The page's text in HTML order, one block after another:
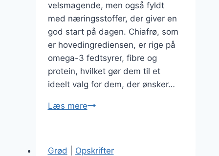
velsmagende, men også fyldt
med næringsstoffer, der giver en
god start på dagen. Chiafrø, som
er hovedingrediensen, er rige på
omega-3 fedtsyrer, fibre og
protein, hvilket gør dem til et
ideelt valg for dem, der ønsker…
Læs mereChiagrød
morgenmad
Grød Opskrifter